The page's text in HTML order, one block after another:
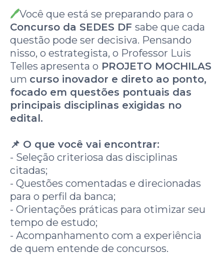
🖊️Você que está se preparando para o
Concurso da SEDES DF sabe que cada
questão pode ser decisiva. Pensando
nisso, o estrategista, o Professor Luis
Telles apresenta o PROJETO MOCHILAS
um curso inovador e direto ao ponto,
focado em questões pontuais das
principais disciplinas exigidas no
edital.
📌 O que você vai encontrar:
- Seleção criteriosa das disciplinas
citadas;
- Questões comentadas e direcionadas
para o perfil da banca;
- Orientações práticas para otimizar seu
tempo de estudo;
- Acompanhamento com a experiência
de quem entende de concursos.